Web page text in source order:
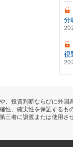
分
視
投資判断ならびに外国
、確実性を保証する
者に譲渡または使用